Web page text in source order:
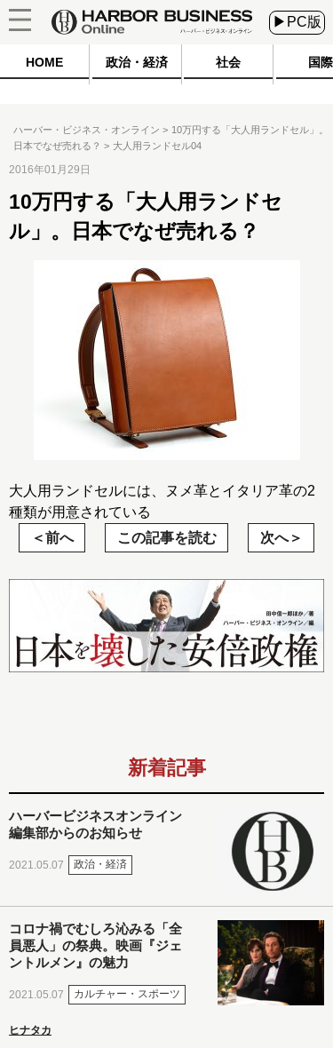
▶PC版
HOME 政治・経済 社会 国際
ハーバー・ビジネス・オンライン
10万円する「大人用ランドセル」。
日本でなぜ売れる？
大人用ランドセル04
2016年01月29日
10万円する「大人用ランドセ
ル」。日本でなぜ売れる？
大人用ランドセルには、ヌメ革とイタリア革の2
種類が用意されている
前へ
この記事を読む 次へ
新着記事
ハーバービジネスオンライン
編集部からのお知らせ
2021.05.07 政治・経済
コロナ禍でむしろ沁みる「全
員悪人」の祭典。映画『ジェ
ントルメン』の魅力
2021.05.07 カルチャー・スポーツ
ヒナタカ